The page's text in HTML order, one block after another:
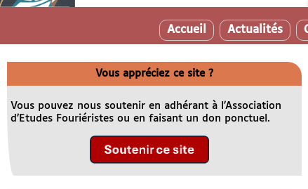
Accueil Actualités
Vous appréciez ce site ?
Vous pouvez nous soutenir en adhérant à l’Association
d’Etudes Fouriéristes ou en faisant un don ponctuel.